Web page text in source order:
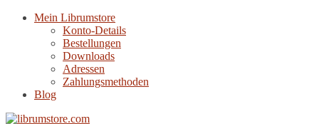
Navigation
Zum
Mein Librumstore
Konto-Details
Bestellungen
Downloads
Adressen
Zahlungsmethoden
Blog